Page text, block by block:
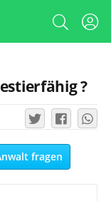
?
fragen